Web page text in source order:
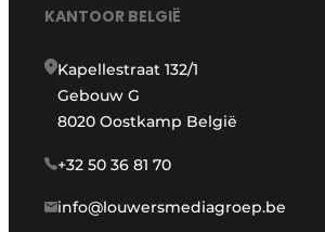
KANTOOR BELGIË
Kapellestraat 132/1
Gebouw G
8020 Oostkamp België
+32 50 36 81 70
info@louwersmediagroep.be